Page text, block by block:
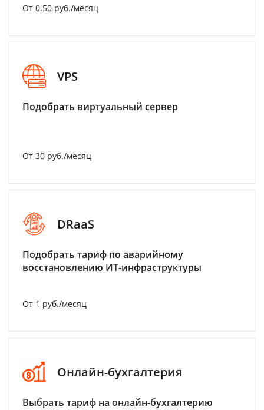
От 0.50 руб./месяц
VPS
Подобрать виртуальный сервер
От 30 руб./месяц
DRaaS
Подобрать тариф по аварийному
восстановлению ИТ-инфраструктуры
От 1 руб./месяц
Онлайн-бухгалтерия
Выбрать тариф на онлайн-бухгалтерию